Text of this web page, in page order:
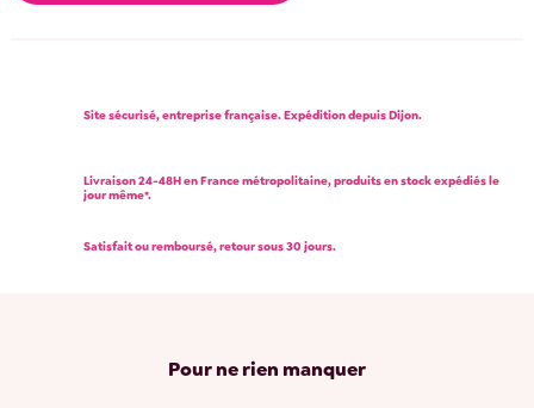
Site sécurisé, entreprise française. Expédition depuis Dijon.
Livraison 24-48H en France métropolitaine, produits en stock expédiés le
jour même*.
Satisfait ou remboursé, retour sous 30 jours.
Pour ne rien manquer